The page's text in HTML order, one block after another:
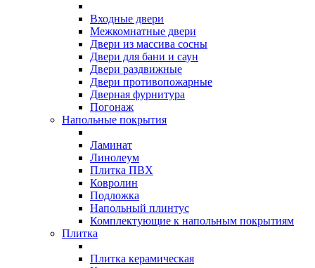
Входные двери
Межкомнатные двери
Двери из массива сосны
Двери для бани и саун
Двери раздвижные
Двери противопожарные
Дверная фурнитура
Погонаж
Напольные покрытия
Ламинат
Линолеум
Плитка ПВХ
Ковролин
Подложка
Напольный плинтус
Комплектующие к напольным покрытиям
Плитка
Плитка керамическая